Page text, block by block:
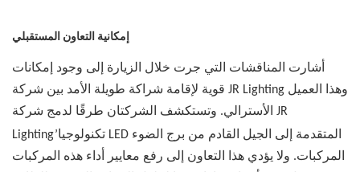
إمكانية التعاون المستقبلي
أشارت المناقشات التي جرت خلال الزيارة إلى وجود إمكانات
قوية لإقامة شراكة طويلة الأمد بين شركة JR Lighting وهذا العميل
الأسترالي. وتستكشف الشركتان طرقًا لدمج شركة JR
Lighting’تكنولوجيا LED المتقدمة إلى الجيل القادم من برج الضوء
المركبات. ولا يؤدي هذا التعاون إلى رفع معايير أداء هذه المركبات